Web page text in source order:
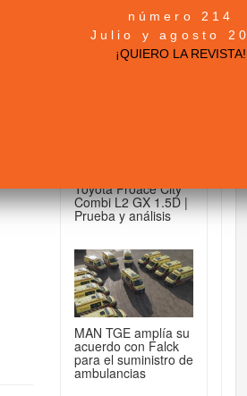
+ NOTICIAS...
Toyota Proace City
Combi L2 GX 1.5D |
Prueba y análisis
MAN TGE amplía su
acuerdo con Falck
para el suministro de
ambulancias
número 214
Julio y agosto
¡QUIERO LA REVISTA!